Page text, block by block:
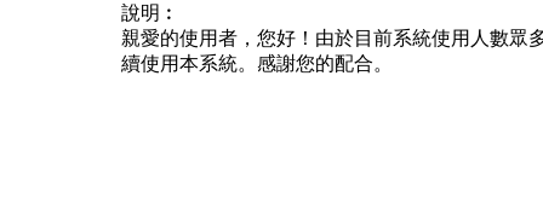
說明︰
親愛的使用者，您好！由於目前系統使用人數眾
續使用本系統。感謝您的配合。